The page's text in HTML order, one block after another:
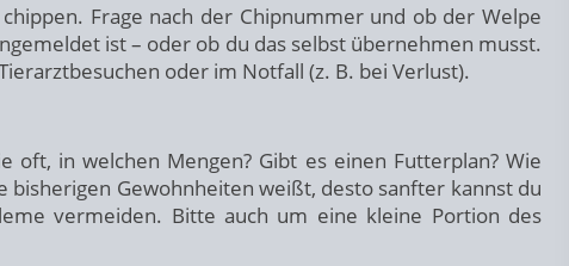
Frage nach der Chipnummer und ob der Welpe
ist – oder ob du das selbst übernehmen musst.
oder im Notfall (z. B. bei Verlust).
in welchen Mengen? Gibt es einen Futterplan? Wie
bisherigen Gewohnheiten weißt, desto sanfter kannst du
vermeiden. Bitte auch um eine kleine Portion des